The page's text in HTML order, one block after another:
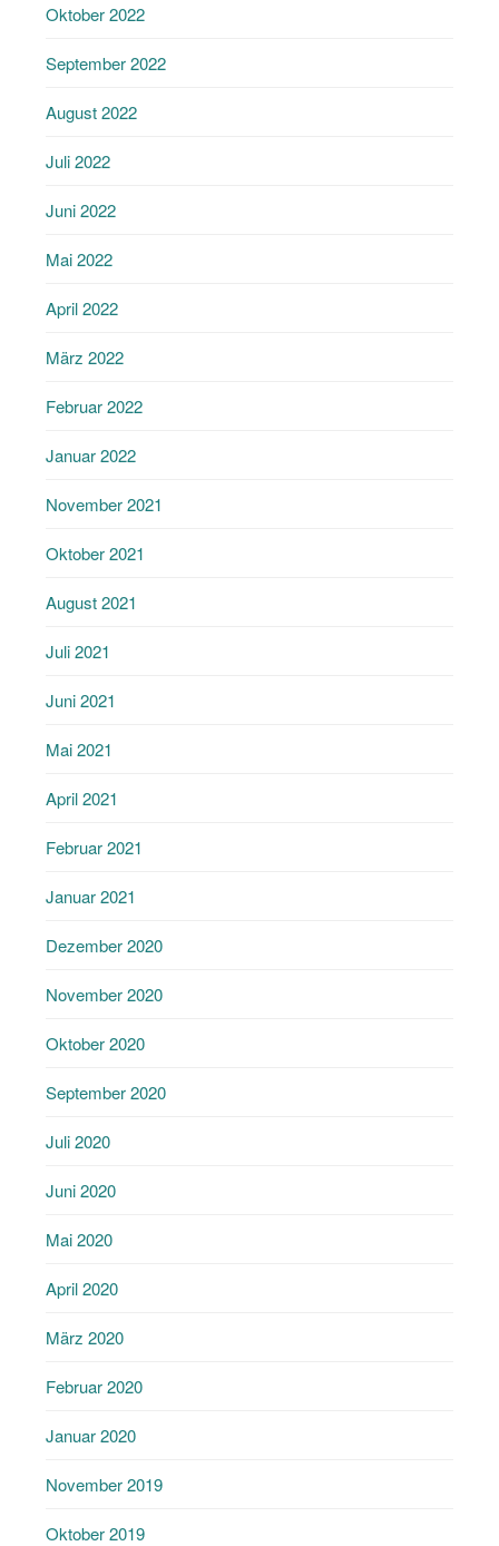
Oktober 2022
September 2022
August 2022
Juli 2022
Juni 2022
Mai 2022
April 2022
März 2022
Februar 2022
Januar 2022
November 2021
Oktober 2021
August 2021
Juli 2021
Juni 2021
Mai 2021
April 2021
Februar 2021
Januar 2021
Dezember 2020
November 2020
Oktober 2020
September 2020
Juli 2020
Juni 2020
Mai 2020
April 2020
März 2020
Februar 2020
Januar 2020
November 2019
Oktober 2019